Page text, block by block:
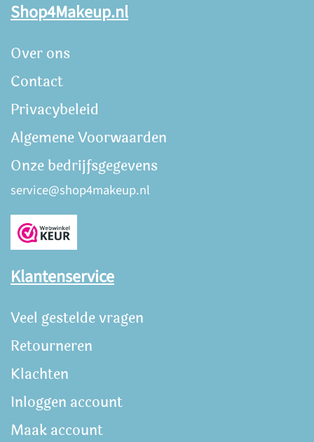
Shop4Makeup.nl
Over ons
Contact
Privacybeleid
Algemene Voorwaarden
Onze bedrijfsgegevens
service@shop4makeup.nl
Klantenservice
Veel gestelde vragen
Retourneren
Klachten
Inloggen account
Maak account